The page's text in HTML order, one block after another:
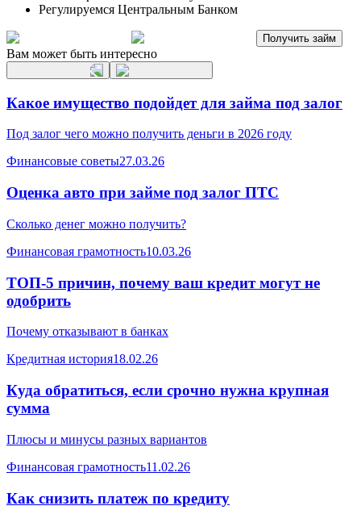
Регулируемся Центральным Банком
Получить займ
Вам может быть интересно
Какое имущество подойдет для займа под залог
Под залог чего можно получить деньги в 2026 году
Финансовые советы27.03.26
Оценка авто при займе под залог ПТС
Сколько денег можно получить?
Финансовая грамотность10.03.26
ТОП-5 причин, почему ваш кредит могут не
одобрить
Почему отказывают в банках
Кредитная история18.02.26
Куда обратиться, если срочно нужна крупная
сумма
Плюсы и минусы разных вариантов
Финансовая грамотность11.02.26
Как снизить платеж по кредиту